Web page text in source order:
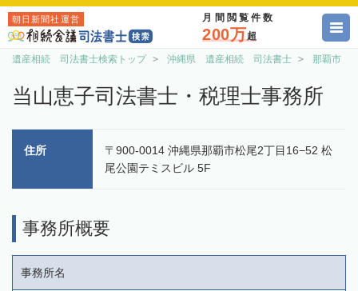
朝日新聞社運営 月間閲覧件数
200万超
遺産相続 司法書士検索トップ 沖縄県 遺産相続 司法書士 那覇市
当山恵子司法書士・税理士事務所
住所
〒900-0014 沖縄県那覇市松尾2丁目16−52 松
尾公園テミスビル 5F
事務所概要
事務所名